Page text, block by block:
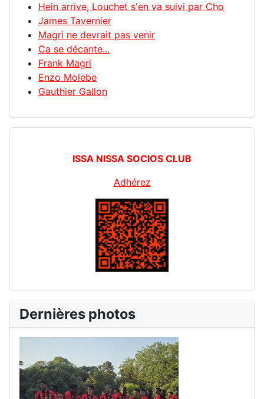
Hein arrive, Louchet s'en va suivi par Cho
James Tavernier
Magri ne devrait pas venir
Ca se décante...
Frank Magri
Enzo Molebe
Gauthier Gallon
ISSA NISSA SOCIOS CLUB
Adhérez
Dernières photos